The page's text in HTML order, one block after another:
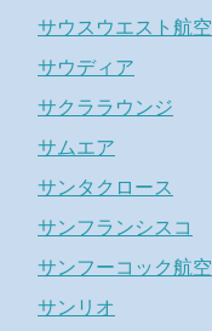
サウスウエスト航空
サウディア
サクララウンジ
サムエア
サンタクロース
サンフランシスコ
サンフーコック航空
サンリオ